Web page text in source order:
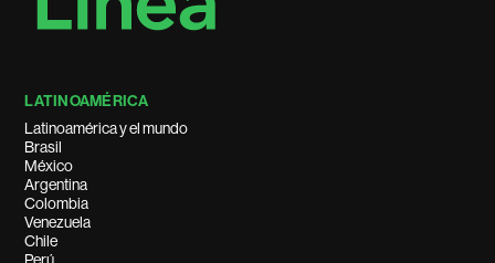
LATINOAMÉRICA
Latinoamérica y el mundo
Brasil
México
Argentina
Colombia
Venezuela
Chile